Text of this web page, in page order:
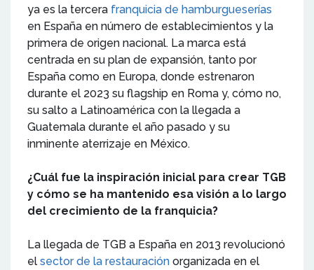
ya es la tercera franquicia de hamburgueserías
en España en número de establecimientos y la
primera de origen nacional. La marca está
centrada en su plan de expansión, tanto por
España como en Europa, donde estrenaron
durante el 2023 su flagship en Roma y, cómo no,
su salto a Latinoamérica con la llegada a
Guatemala durante el año pasado y su
inminente aterrizaje en México.
¿Cuál fue la inspiración inicial para crear TGB
y cómo se ha mantenido esa visión a lo largo
del crecimiento de la franquicia?
La llegada de TGB a España en 2013 revolucionó
el sector de la restauración organizada en el